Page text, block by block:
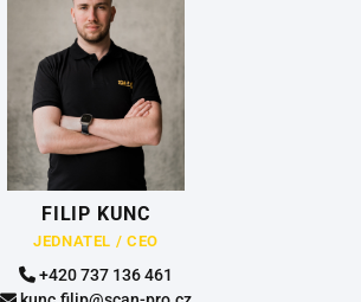
FILIP KUNC
JEDNATEL / CEO
+420 737 136 461